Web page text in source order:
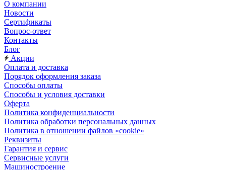
О компании
Новости
Сертификаты
Вопрос-ответ
Контакты
Блог
Акции
Оплата и доставка
Порядок оформления заказа
Способы оплаты
Способы и условия доставки
Оферта
Политика конфиденциальности
Политика обработки персональных данных
Политика в отношении файлов «cookie»
Реквизиты
Гарантия и сервис
Сервисные услуги
Машиностроение